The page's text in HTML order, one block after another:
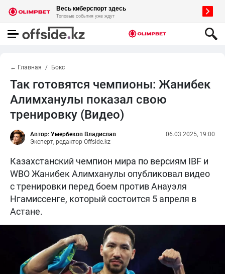
← Главная Бокс
Так готовятся чемпионы: Жанибек
Алимханулы показал свою
тренировку (Видео)
Автор: Умербеков Владислав
Эксперт, редактор Offside.kz
06.03.2025, 19:00
Казахстанский чемпион мира по версиям IBF и
WBO Жанибек Алимханулы опубликовал видео
с тренировки перед боем против Анауэля
Нгамиссенге, который состоится 5 апреля в
Астане.